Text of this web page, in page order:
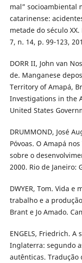
mal” socioambiental
catarinense:
metade do século
7, n. 14, p. 99-123,
DORR II, John van
de. Manganese
Territory of Amapá,
Investigations in the
United States
DRUMMOND, José
Póvoas. O Amapá
sobre o
2000. Rio de Janeiro:
DWYER, Tom. Vida
trabalho e a
Brant e Jo Amado.
ENGELS, Friedrich.
Inglaterra: segundo
autênticas. Tradução